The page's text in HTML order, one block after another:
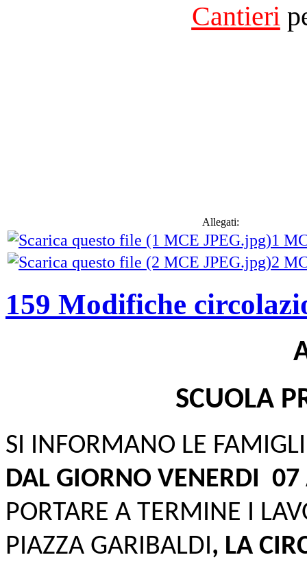
Cantieri
Allegati:
1
2
159 Modifiche
SCUOLA
SI INFORMANO LE
DAL GIORNO VENERDI 07
PORTARE A TERMINE I
PIAZZA GARIBALDI, LA